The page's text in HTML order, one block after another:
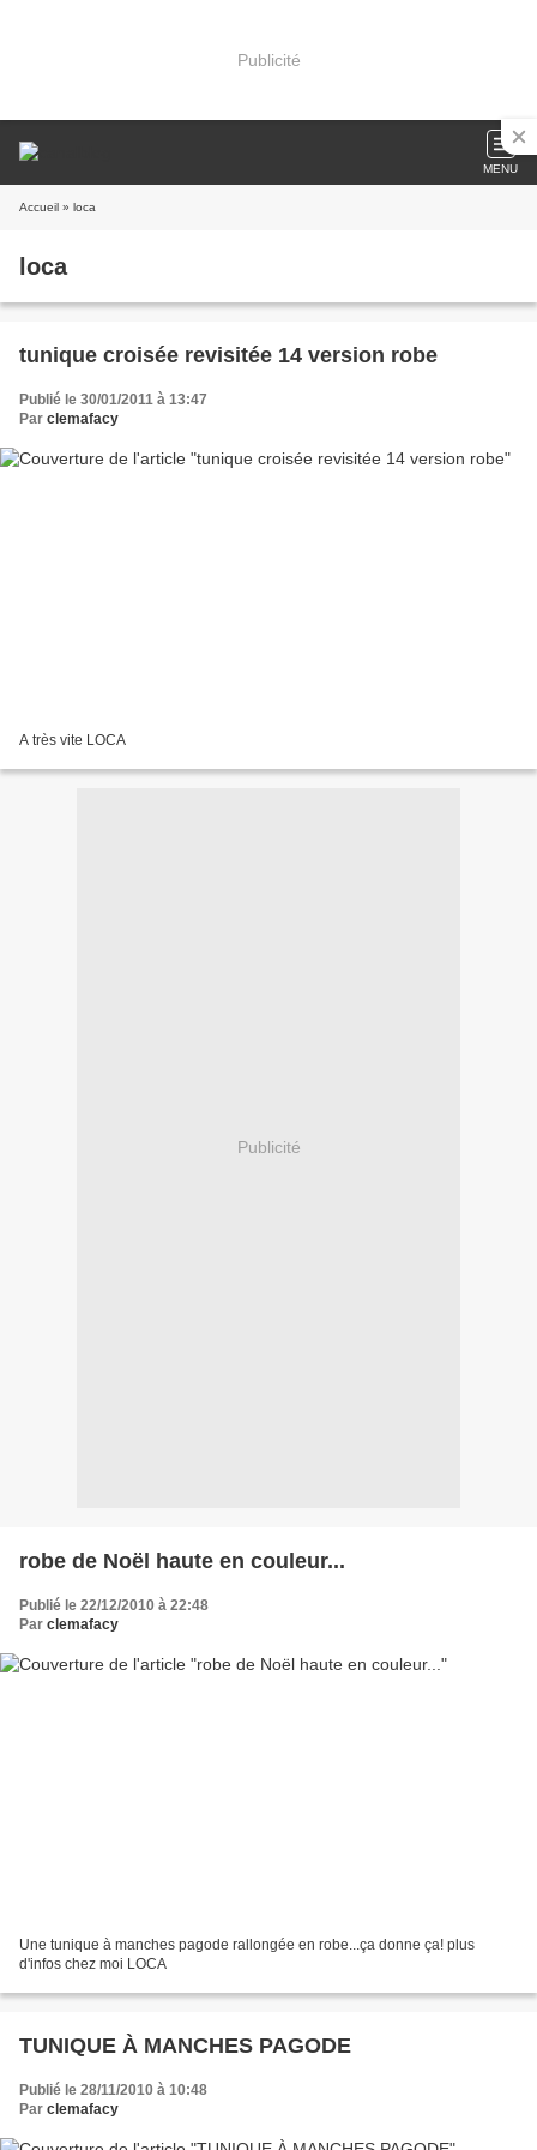
Publicité
MENU
Accueil » loca
loca
tunique croisée revisitée 14 version robe
Publié le 30/01/2011 à 13:47
Par clemafacy
A très vite LOCA
Publicité
robe de Noël haute en couleur...
Publié le 22/12/2010 à 22:48
Par clemafacy
Une tunique à manches pagode rallongée en robe...ça donne ça! plus
d'infos chez moi LOCA
TUNIQUE À MANCHES PAGODE
Publié le 28/11/2010 à 10:48
Par clemafacy